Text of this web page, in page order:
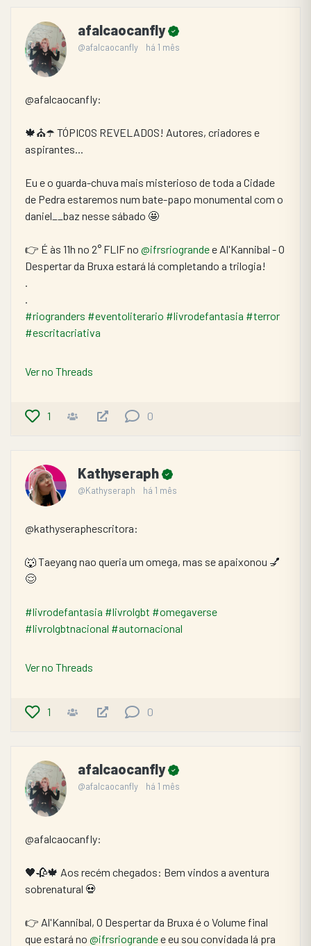
afalcaocanfly
@afalcaocanfly há 1 mês
@afalcaocanfly:
🍁⛪☂️ TÓPICOS REVELADOS! Autores, criadores e
aspirantes...
Eu e o guarda-chuva mais misterioso de toda a Cidade
de Pedra estaremos num bate-papo monumental com o
daniel__baz nesse sábado 🤩
👉 É às 11h no 2° FLIF no @ifrsriogrande e Al'Kannibal - O
Despertar da Bruxa estará lá completando a trilogia!
.
.
#riogranders #eventoliterario #livrodefantasia #terror
#escritacriativa
Ver no Threads
1 0
Kathyseraph
@Kathyseraph há 1 mês
@kathyseraphescritora:
🐺 Taeyang nao queria um omega, mas se apaixonou 💅
😌
#livrodefantasia #livrolgbt #omegaverse
#livrolgbtnacional #autornacional
Ver no Threads
1 0
afalcaocanfly
@afalcaocanfly há 1 mês
@afalcaocanfly:
🖤🥀🍁 Aos recém chegados: Bem vindos a aventura
sobrenatural 💀
👉 Al'Kannibal, O Despertar da Bruxa é o Volume final
que estará no @ifrsriogrande e eu sou convidada lá pra